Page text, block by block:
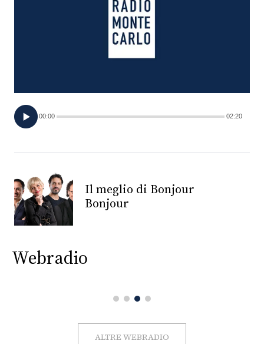
PRINCIPATO
DI
MONACO
CONSIGLIA
00:00 02:20
Il meglio di Bonjour
Bonjour
Webradio
ALTRE WEBRADIO